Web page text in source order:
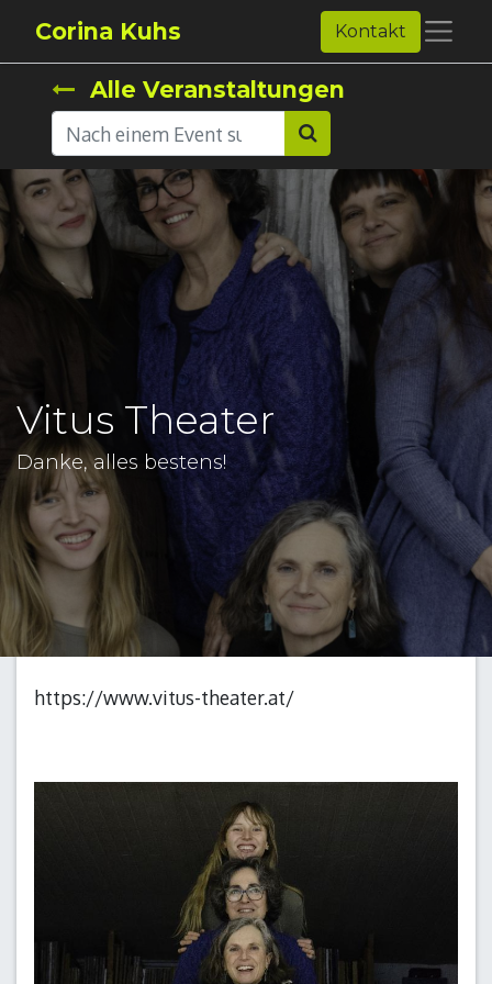
Corina Kuhs Kontakt
Alle Veranstaltungen
Vitus Theater
Danke, alles bestens!
https://www.vitus-theater.at/